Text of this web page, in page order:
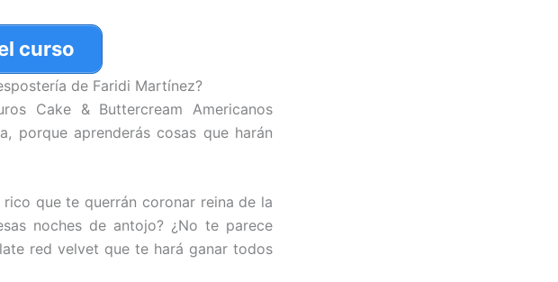
curso
de Faridi Martínez?
Cake & Buttercream Americanos
porque aprenderás cosas que harán
que te querrán coronar reina de la
noches de antojo? ¿No te parece
red velvet que te hará ganar todos